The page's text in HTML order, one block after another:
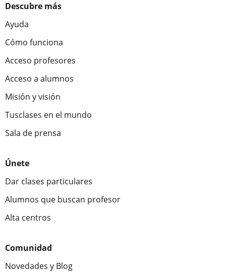
Descubre más
Ayuda
Cómo funciona
Acceso profesores
Acceso a alumnos
Misión y visión
Tusclases en el mundo
Sala de prensa
Únete
Dar clases particulares
Alumnos que buscan profesor
Alta centros
Comunidad
Novedades y Blog